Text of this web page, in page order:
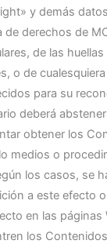
y demás
de derechos de
de las
o de
para su
deberá
obtener los
medios o
los casos, se
a este efecto
en las páginas
los